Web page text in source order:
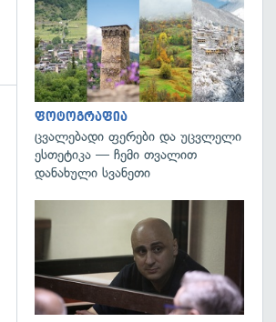
გადახედვა
ფოტოგრაფია
ცვალებადი ფერები და უცვლელი
ესთეტიკა — ჩემი თვალით
დანახული სვანეთი